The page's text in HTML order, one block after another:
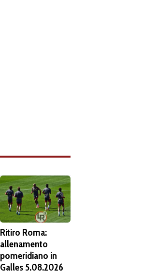
Ritiro Roma:
allenamento
pomeridiano in
Galles 5.08.2026